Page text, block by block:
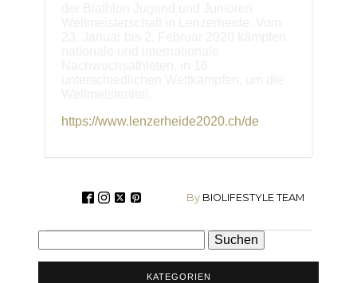
https://www.lenzerheide2020.ch/de
ByBIOLIFESTYLE TEAM
nach:
KATEGORIEN